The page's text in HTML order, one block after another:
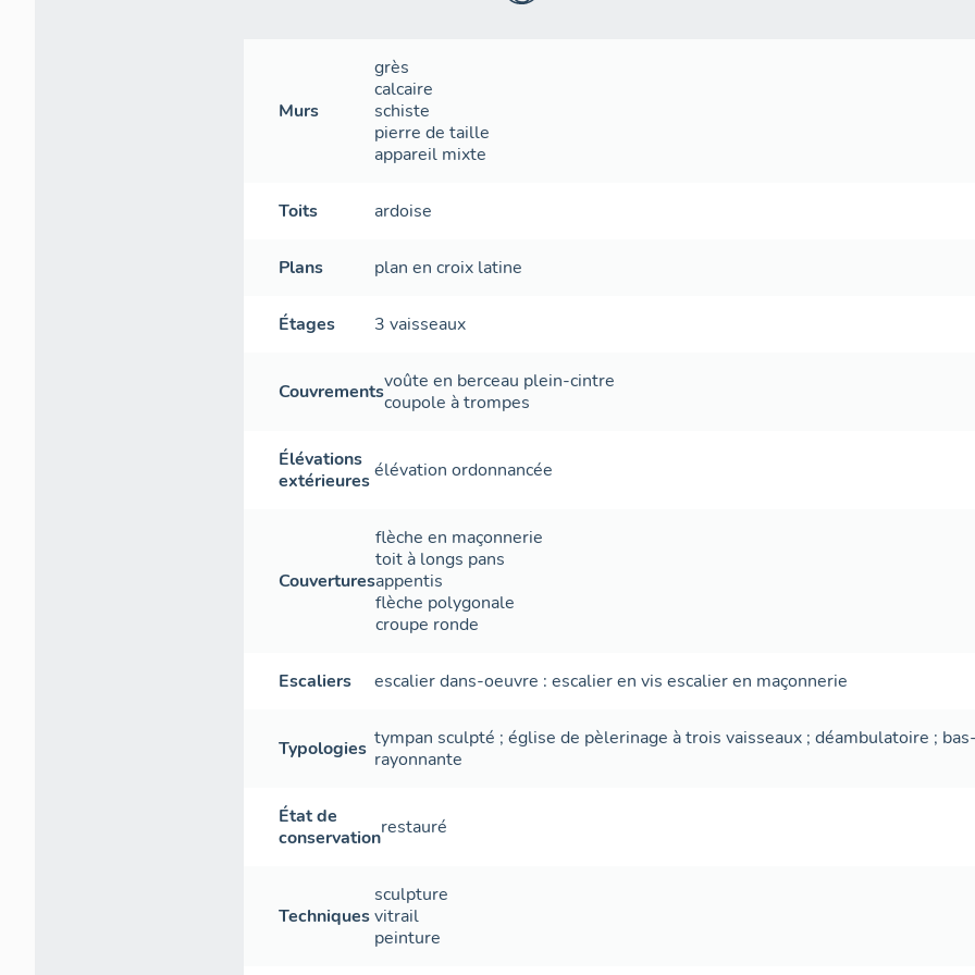
Murs
grès
calcaire
schiste
pierre de taille
appareil mixte
Toits ardoise
Plans plan en croix latine
Étages 3 vaisseaux
Couvrementsvoûte en berceau plein-cintre
coupole à trompes
Élévations
extérieuresélévation ordonnancée
Couvertures
flèche en maçonnerie
toit à longs pans
appentis
flèche polygonale
croupe ronde
Escaliers escalier dans-oeuvre : escalier en vis escalier en maçonnerie
Typologies tympan sculpté ; église de pèlerinage à trois vaisseaux ; déambulatoire ;
rayonnante
État de
conservationrestauré
Techniques
sculpture
vitrail
peinture